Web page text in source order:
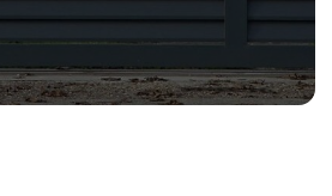
КОМПЛЕКС
ВОРОТ
и консультации
монтажом
работами.